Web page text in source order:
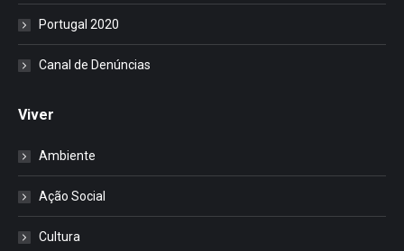
Portugal 2020
Canal de Denúncias
Viver
Ambiente
Ação Social
Cultura